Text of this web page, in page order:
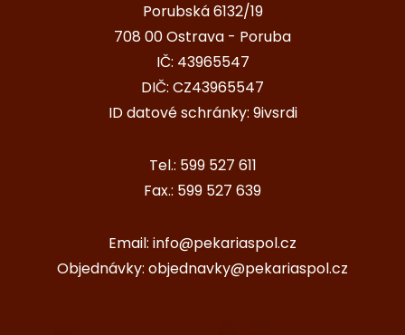
Porubská 6132/19
708 00 Ostrava - Poruba
IČ: 43965547
DIČ: CZ43965547
ID datové schránky: 9ivsrdi
Tel.: 599 527 611
Fax.: 599 527 639
Email: info@pekariaspol.cz
Objednávky: objednavky@pekariaspol.cz